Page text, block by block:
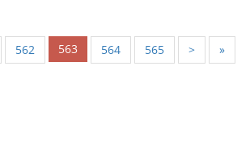
562 563 564 565 > »